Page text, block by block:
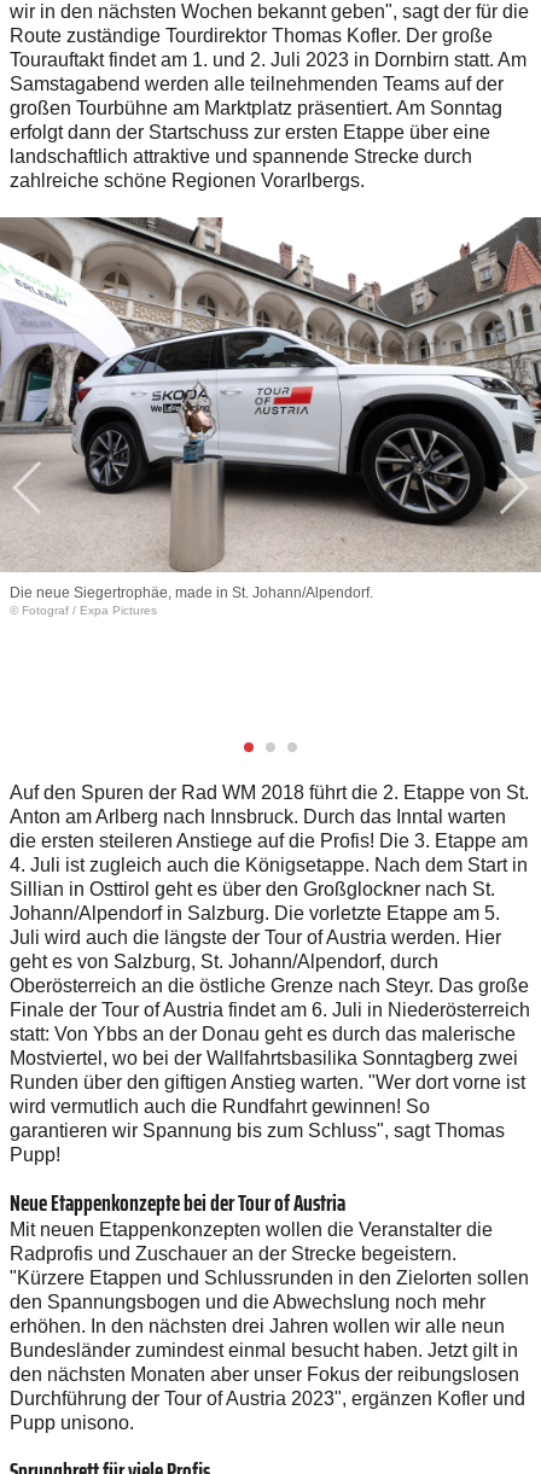
wir in den nächsten Wochen bekannt geben", sagt der für die
Route zuständige Tourdirektor Thomas Kofler. Der große
Tourauftakt findet am 1. und 2. Juli 2023 in Dornbirn statt. Am
Samstagabend werden alle teilnehmenden Teams auf der
großen Tourbühne am Marktplatz präsentiert. Am Sonntag
erfolgt dann der Startschuss zur ersten Etappe über eine
landschaftlich attraktive und spannende Strecke durch
zahlreiche schöne Regionen Vorarlbergs.
Die neue Siegertrophäe, made in St. Johann/Alpendorf.
© Fotograf / Expa Pictures
Auf den Spuren der Rad WM 2018 führt die 2. Etappe von St.
Anton am Arlberg nach Innsbruck. Durch das Inntal warten
die ersten steileren Anstiege auf die Profis! Die 3. Etappe am
4. Juli ist zugleich auch die Königsetappe. Nach dem Start in
Sillian in Osttirol geht es über den Großglockner nach St.
Johann/Alpendorf in Salzburg. Die vorletzte Etappe am 5.
Juli wird auch die längste der Tour of Austria werden. Hier
geht es von Salzburg, St. Johann/Alpendorf, durch
Oberösterreich an die östliche Grenze nach Steyr. Das große
Finale der Tour of Austria findet am 6. Juli in Niederösterreich
statt: Von Ybbs an der Donau geht es durch das malerische
Mostviertel, wo bei der Wallfahrtsbasilika Sonntagberg zwei
Runden über den giftigen Anstieg warten. "Wer dort vorne ist
wird vermutlich auch die Rundfahrt gewinnen! So
garantieren wir Spannung bis zum Schluss", sagt Thomas
Pupp!
Neue Etappenkonzepte bei der Tour of Austria
Mit neuen Etappenkonzepten wollen die Veranstalter die
Radprofis und Zuschauer an der Strecke begeistern.
"Kürzere Etappen und Schlussrunden in den Zielorten sollen
den Spannungsbogen und die Abwechslung noch mehr
erhöhen. In den nächsten drei Jahren wollen wir alle neun
Bundesländer zumindest einmal besucht haben. Jetzt gilt in
den nächsten Monaten aber unser Fokus der reibungslosen
Durchführung der Tour of Austria 2023", ergänzen Kofler und
Pupp unisono.